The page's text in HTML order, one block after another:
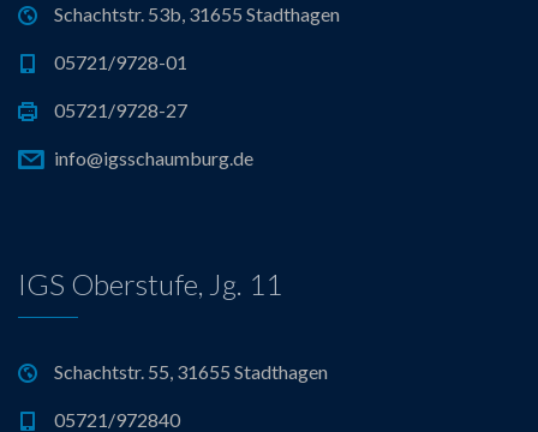
Schachtstr. 53b, 31655 Stadthagen
05721/9728-01
05721/9728-27
info@igsschaumburg.de
IGS Oberstufe, Jg. 11
Schachtstr. 55, 31655 Stadthagen
05721/972840